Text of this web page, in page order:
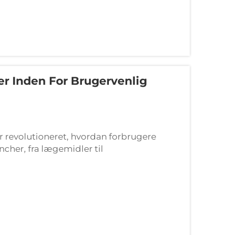
Inden For Brugervenlig
revolutioneret, hvordan forbrugere
fra lægemidler til
kombinerer forbedret